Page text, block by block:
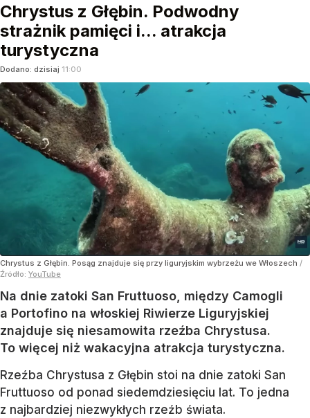
Chrystus z Głębin. Podwodny
strażnik pamięci i... atrakcja
turystyczna
Dodano: dzisiaj 11:00
Chrystus z Głębin. Posąg znajduje się przy liguryjskim wybrzeżu we Włoszech /
Źródło: YouTube
Na dnie zatoki San Fruttuoso, między Camogli
a Portofino na włoskiej Riwierze Liguryjskiej
znajduje się niesamowita rzeźba Chrystusa.
To więcej niż wakacyjna atrakcja turystyczna.
Rzeźba Chrystusa z Głębin stoi na dnie zatoki San
Fruttuoso od ponad siedemdziesięciu lat. To jedna
z najbardziej niezwykłych rzeźb świata.